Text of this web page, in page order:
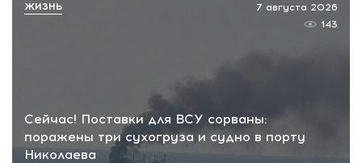
Сейчас! Поставки для ВСУ сорваны:
поражены три сухогруза и судно в порту
Николаева
7 августа 2026
143
ЖИЗНЬ